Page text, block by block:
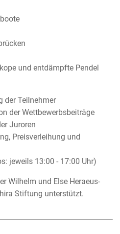
und entdämpfte Pendel
der Teilnehmer
der Wettbewerbsbeiträge
Juroren
Preisverleihung und
jeweils 13:00 - 17:00 Uhr)
Wilhelm und Else Heraeus-
Stiftung unterstützt.